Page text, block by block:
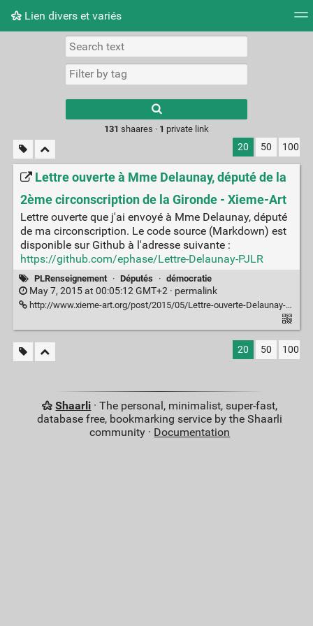
Lien divers et variés
Picture wall
results.
131 shaares · 1 private link
20 50 100
Lettre ouverte à Mme Delaunay, député de la
2ème circonscription de la Gironde - Xieme-Art
Lettre ouverte que j'ai envoyé à Mme Delaunay, député
de ma circonscription. Le code source (Markdown) est
disponible sur Github à l'adresse suivante :
https://github.com/ephase/Lettre-Delaunay-PJLR
PLRenseignement · Députés · démocratie
May 7, 2015 at 00:05:12 GMT+2 · permalink
http://www.xieme-art.org/post/2015/05/Lettre-ouverte-Delaunay-Gironde-PJRenseignement
20 50 100
Shaarli · The personal, minimalist, super-fast,
database free, bookmarking service by the Shaarli
community · Documentation